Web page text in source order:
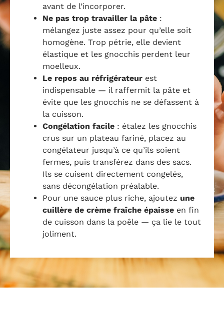
avant de l’incorporer.
Ne pas trop travailler la pâte :
mélangez juste assez pour qu’elle soit
homogène. Trop pétrie, elle devient
élastique et les gnocchis perdent leur
moelleux.
Le repos au réfrigérateur est
indispensable — il raffermit la pâte et
évite que les gnocchis ne se défassent à
la cuisson.
Congélation facile : étalez les gnocchis
crus sur un plateau fariné, placez au
congélateur jusqu’à ce qu’ils soient
fermes, puis transférez dans des sacs.
Ils se cuisent directement congelés,
sans décongélation préalable.
Pour une sauce plus riche, ajoutez une
cuillère de crème fraîche épaisse en fin
de cuisson dans la poêle — ça lie le tout
joliment.